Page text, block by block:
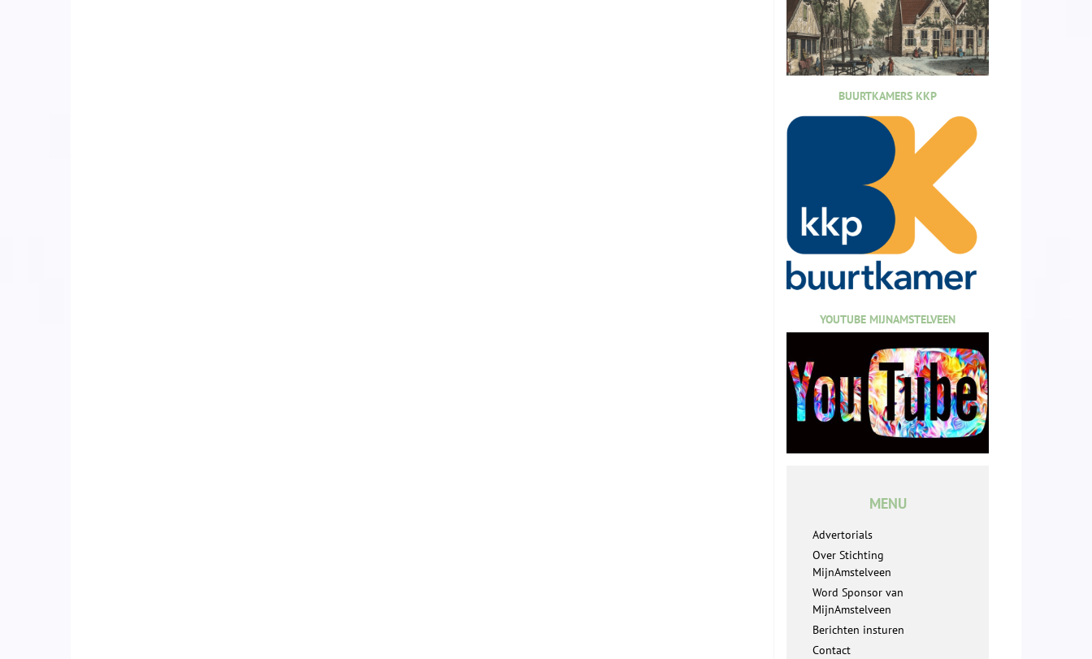
BUURTKAMERS KKP
YOUTUBE MIJNAMSTELVEEN
MENU
Advertorials
Over Stichting
MijnAmstelveen
Word Sponsor van
MijnAmstelveen
Berichten insturen
Contact